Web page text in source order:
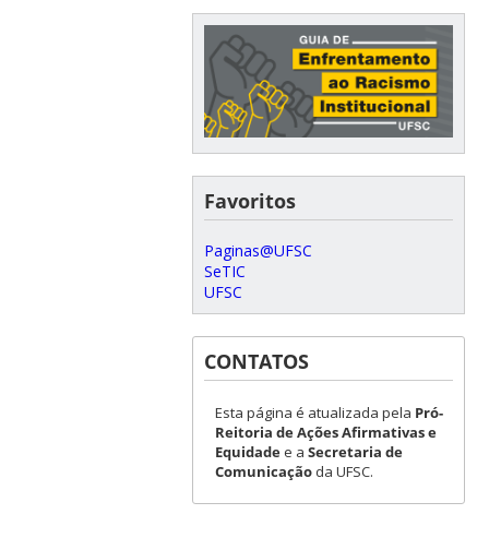
Favoritos
Paginas@UFSC
SeTIC
UFSC
CONTATOS
Esta página é atualizada pela Pró-
Reitoria de Ações Afirmativas e
Equidadee a Secretaria de
Comunicaçãoda UFSC.